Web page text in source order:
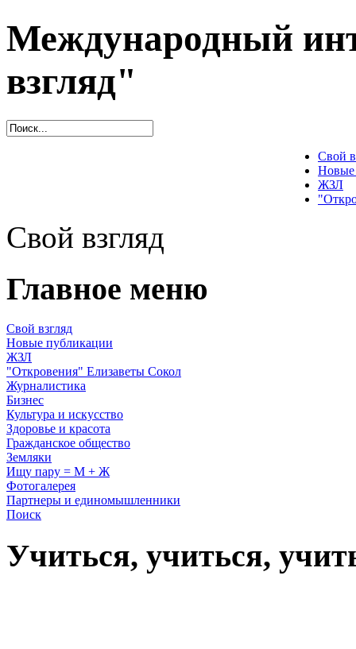
Международный
взгляд"
Свой
Новые
ЖЗЛ
Свой взгляд
Главное меню
Свой взгляд
Новые публикации
ЖЗЛ
"Откровения" Елизаветы Сокол
Журналистика
Бизнес
Культура и искусство
Здоровье и красота
Гражданское общество
Земляки
Ищу пару = М + Ж
Фотогалерея
Партнеры и единомышленники
Поиск
Учиться, учиться,